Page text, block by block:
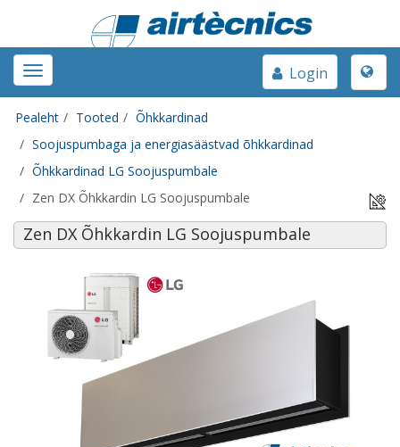
Toggle
navigation
Toggle
Login
Pealeht Tooted
Õhkkardinad
Soojuspumbaga ja energiasäästvad õhkkardinad
Õhkkardinad LG Soojuspumbale
Zen DX Õhkkardin LG Soojuspumbale
Zen DX Õhkkardin LG Soojuspumbale